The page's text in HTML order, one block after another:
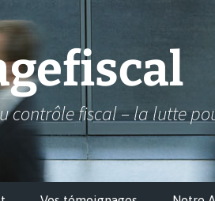
contrôle fiscal – la lutte